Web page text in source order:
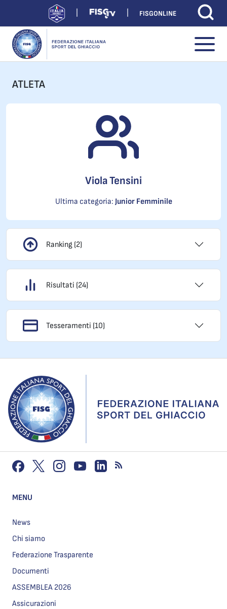
FISGONLINE
ATLETA
Viola Tensini
Ultima categoria: Junior Femminile
Ranking (2)
Risultati (24)
Tesseramenti (10)
MENU
News
Chi siamo
Federazione Trasparente
Documenti
ASSEMBLEA 2026
Assicurazioni